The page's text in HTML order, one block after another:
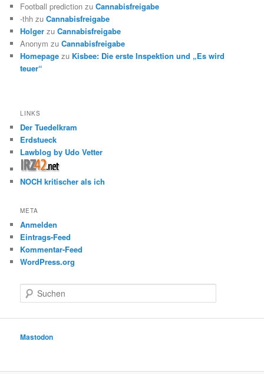
Football prediction zuCannabisfreigabe
-thh zuCannabisfreigabe
Holger zuCannabisfreigabe
Anonym zuCannabisfreigabe
Homepage zu Kisbee: Die erste Inspektion und „Es wird
teuer“
LINKS
Der Tuedelkram
Erdstueck
Lawblog by Udo Vetter
NOCH kritischer als ich
META
Anmelden
Eintrags-Feed
Kommentar-Feed
WordPress.org
u
e
Mastodon